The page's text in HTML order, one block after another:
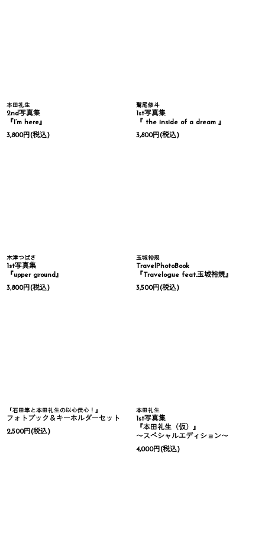
本田礼生
2nd写真集
『I’m here』
3,800円(税込)
鷲尾修斗
1st写真集
『 the inside of a dream 』
3,800円(税込)
木津つばさ
1st写真集
『upper ground』
3,800円(税込)
玉城裕規
TravelPhotoBook
『Travelogue feat.玉城裕規』
3,500円(税込)
『石田隼と本田礼生の以心伝心！』
フォトブック＆キーホルダーセット
2,500円(税込)
本田礼生
1st写真集
『本田礼生（仮）』
〜スペシャルエディション〜
4,000円(税込)